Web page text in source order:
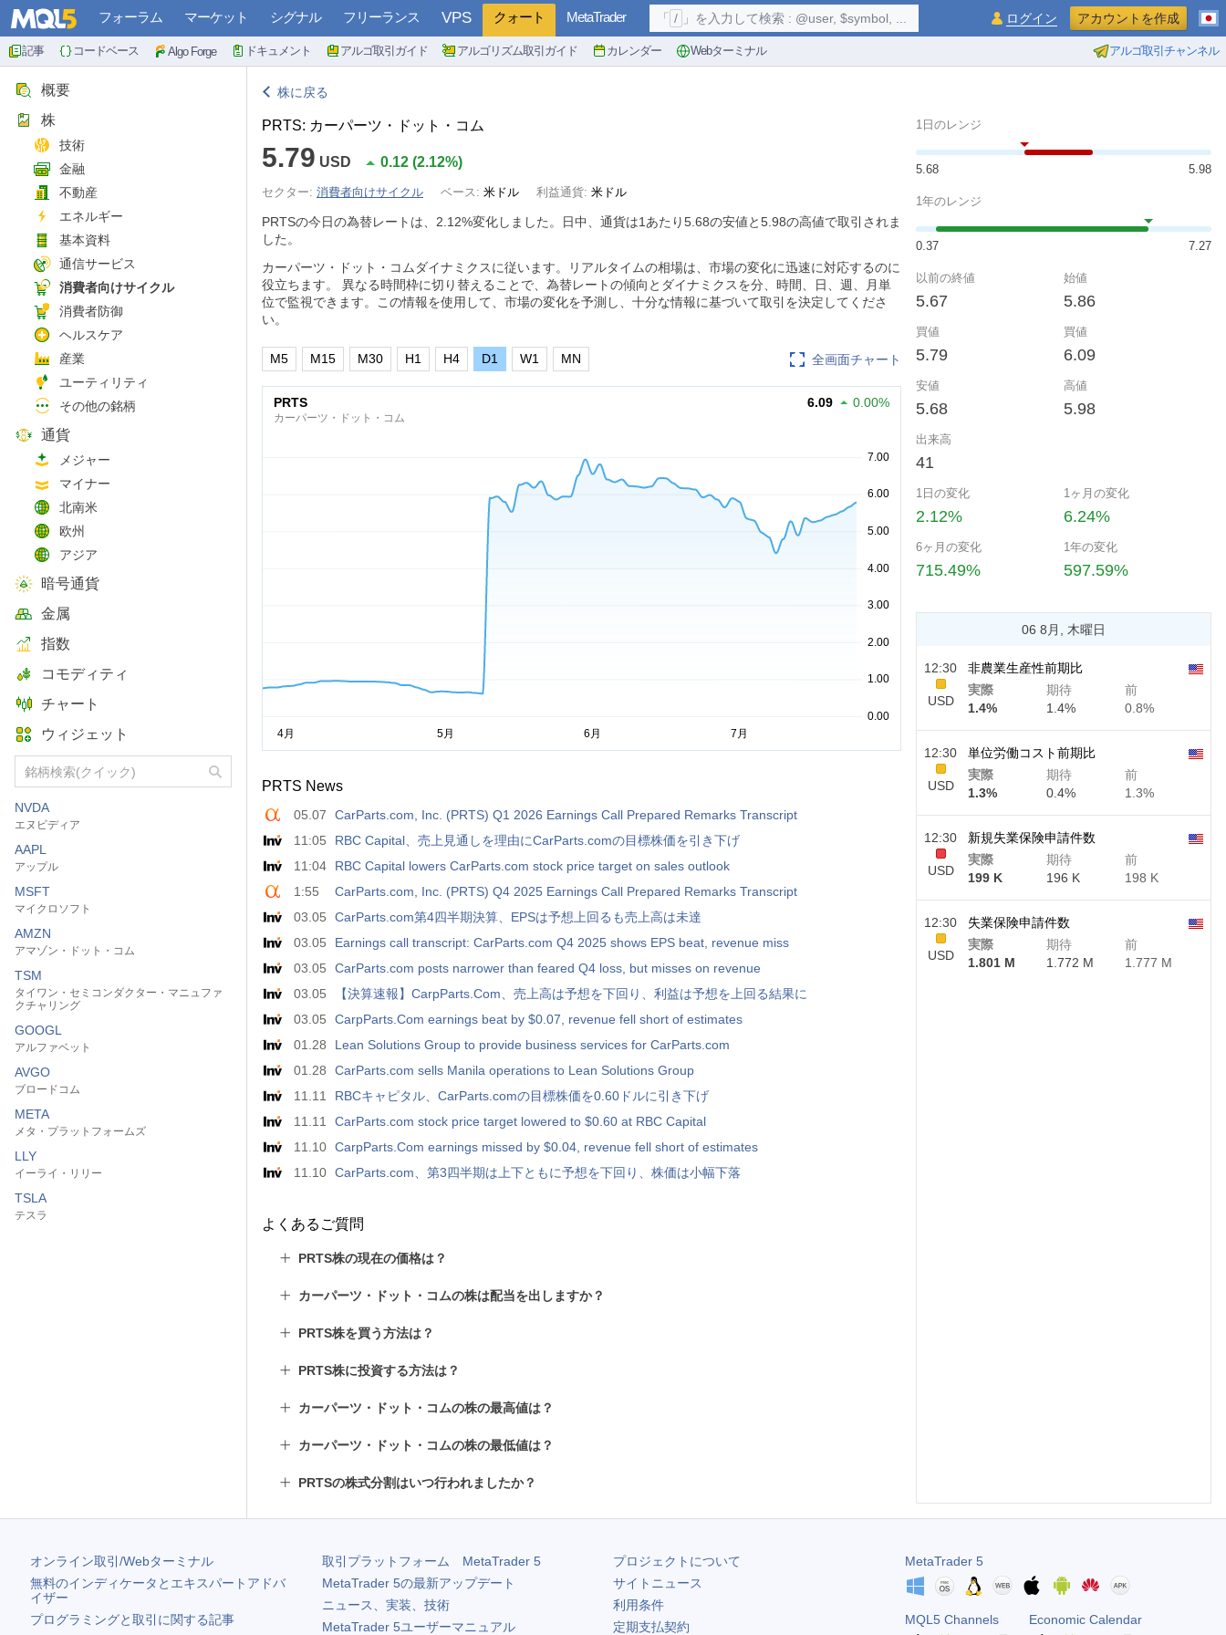
フォーラム マーケット シグナル フリーランス VPS クォート MetaTrader
記事 コードベース Algo Forge ドキュメント アルゴ取引ガイド アルゴリズム取引ガイド カレンダー Webターミナル アルゴ取引チャンネル
「 / 」を入力して検索 : @user, $symbol, ... ログイン アカウントを作成
概要
株
技術
金融
不動産
エネルギー
基本資料
通信サービス
消費者向けサイクル
消費者防御
ヘルスケア
産業
ユーティリティ
その他の銘柄
通貨
メジャー
マイナー
北南米
欧州
アジア
暗号通貨
金属
指数
コモディティ
チャート
ウィジェット
NVDA
エヌビディア
AAPL
アップル
MSFT
マイクロソフト
AMZN
アマゾン・ドット・コム
TSM
タイワン・セミコンダクター・マニュファ
クチャリング
GOOGL
アルファベット
AVGO
ブロードコム
META
メタ・プラットフォームズ
LLY
イーライ・リリー
TSLA
テスラ
株に戻る
PRTS: カーパーツ・ドット・コム
5.79 USD 0.12 (2.12%)
セクター: 消費者向けサイクル ベース: 米ドル 利益通貨: 米ドル
PRTSの今日の為替レートは、 2.12%変化しました。日中、通貨は1あたり5.68の安値と5.98の高値で取引されま
した。
カーパーツ・ドット・コムダイナミクスに従います。リアルタイムの相場は、市場の変化に迅速に対応するのに
役立ちます。 異なる時間枠に切り替えることで、為替レートの傾向とダイナミクスを分、時間、日、週、月単
位で監視できます。この情報を使用して、市場の変化を予測し、十分な情報に基づいて取引を決定してくださ
い。
全画面チャート
M5 M15 M30 H1 H4 D1 W1 MN
PRTS
カーパーツ・ドット・コム
6.09 0.00%
PRTS News
05.07
CarParts.com, Inc. (PRTS) Q1 2026 Earnings Call Prepared Remarks Transcript
11:05
RBC Capital、売上見通しを理由にCarParts.comの目標株価を引き下げ
11:04
RBC Capital lowers CarParts.com stock price target on sales outlook
1:55
CarParts.com, Inc. (PRTS) Q4 2025 Earnings Call Prepared Remarks Transcript
03.05
CarParts.com第4四半期決算、EPSは予想上回るも売上高は未達
03.05
Earnings call transcript: CarParts.com Q4 2025 shows EPS beat, revenue miss
03.05
CarParts.com posts narrower than feared Q4 loss, but misses on revenue
03.05
【決算速報】CarpParts.Com、売上高は予想を下回り、利益は予想を上回る結果に
03.05
CarpParts.Com earnings beat by $0.07, revenue fell short of estimates
01.28
Lean Solutions Group to provide business services for CarParts.com
01.28
CarParts.com sells Manila operations to Lean Solutions Group
11.11
RBCキャピタル、CarParts.comの目標株価を0.60ドルに引き下げ
11.11
CarParts.com stock price target lowered to $0.60 at RBC Capital
11.10 CarpParts.Com earnings missed by $0.04, revenue fell short of estimates
11.10 CarParts.com、第3四半期は上下ともに予想を下回り、株価は小幅下落
よくあるご質問
PRTS株の現在の価格は？
カーパーツ・ドット・コムの株は配当を出しますか？
PRTS株を買う方法は？
PRTS株に投資する方法は？
カーパーツ・ドット・コムの株の最高値は？
カーパーツ・ドット・コムの株の最低値は？
PRTSの株式分割はいつ行われましたか？
1日のレンジ
5.68 5.98
1年のレンジ
0.37 7.27
以前の終値
5.67
始値
5.86
買値
5.79
買値
6.09
安値
5.68
高値
5.98
出来高
41
1日の変化
2.12%
1ヶ月の変化
6.24%
6ヶ月の変化
715.49%
1年の変化
597.59%
06 8月, 木曜日
12:30
USD
非農業生産性前期比
実際
1.4%
期待
1.4%
前
0.8%
12:30
USD
単位労働コスト前期比
実際
1.3%
期待
0.4%
前
1.3%
12:30
USD
新規失業保険申請件数
実際
199 K
期待
196 K
前
198 K
12:30
USD
失業保険申請件数
実際
1.801 M
期待
1.772 M
前
1.777 M
オンライン取引/Webターミナル
無料のインディケータとエキスパートアドバ
イザー
プログラミングと取引に関する記事
取引プラットフォーム MetaTrader 5
MetaTrader 5の最新アップデート
ニュース、実装、技術
MetaTrader 5ユーザーマニュアル
プロジェクトについて
サイトニュース
利用条件
定期支払契約
MetaTrader 5
MQL5 Channels Economic Calendar